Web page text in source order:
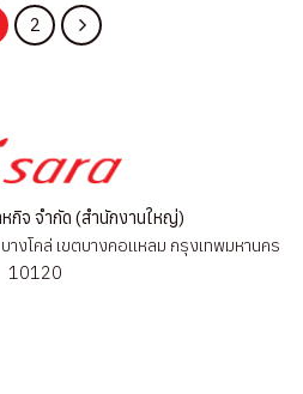
2
กิจ จำกัด (สำนักงานใหญ่)
งโคล่ เขตบางคอแหลม กรุงเทพมหานคร
10120